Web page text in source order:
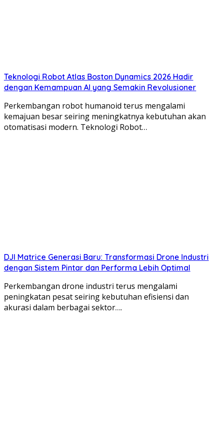
Teknologi Robot Atlas Boston Dynamics 2026 Hadir
dengan Kemampuan AI yang Semakin Revolusioner
Perkembangan robot humanoid terus mengalami
kemajuan besar seiring meningkatnya kebutuhan akan
otomatisasi modern. Teknologi Robot…
DJI Matrice Generasi Baru: Transformasi Drone Industri
dengan Sistem Pintar dan Performa Lebih Optimal
Perkembangan drone industri terus mengalami
peningkatan pesat seiring kebutuhan efisiensi dan
akurasi dalam berbagai sektor….